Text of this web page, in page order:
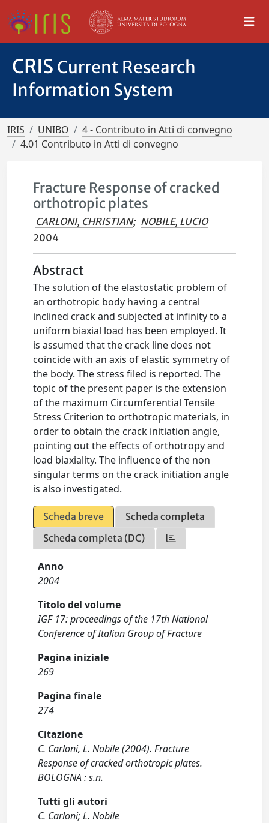
CRIS Current Research
Information System
IRIS UNIBO
4 - Contributo in Atti di convegno
4.01 Contributo in Atti di convegno
Fracture Response of cracked
orthotropic plates
CARLONI, CHRISTIAN; NOBILE, LUCIO
2004
Abstract
The solution of the elastostatic problem of
an orthotropic body having a central
inclined crack and subjected at infinity to a
uniform biaxial load has been employed. It
is assumed that the crack line does not
coincide with an axis of elastic symmetry of
the body. The stress filed is reported. The
topic of the present paper is the extension
of the maximum Circumferential Tensile
Stress Criterion to orthotropic materials, in
order to obtain the crack initiation angle,
pointing out the effects of orthotropy and
load biaxiality. The influence of the non
singular terms on the crack initiation angle
is also investigated.
Scheda breve
Scheda completa
Scheda completa (DC)
Anno
2004
Titolo del volume
IGF 17: proceedings of the 17th National
Conference of Italian Group of Fracture
Pagina iniziale
269
Pagina finale
274
Citazione
C. Carloni, L. Nobile (2004). Fracture
Response of cracked orthotropic plates.
BOLOGNA : s.n.
Tutti gli autori
C. Carloni; L. Nobile